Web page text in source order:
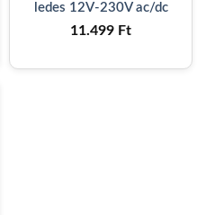
ledes 12V-230V ac/dc
11.499 Ft